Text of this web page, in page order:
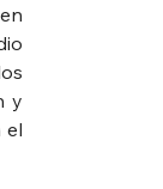
y
el